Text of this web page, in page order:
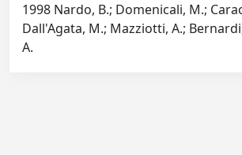
1998 Nardo, B.; Domenicali, M.;
Dall'Agata, M.; Mazziotti, A.;
A.